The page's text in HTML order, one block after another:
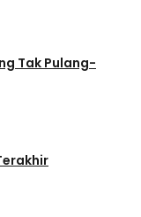
Tak Pulang-